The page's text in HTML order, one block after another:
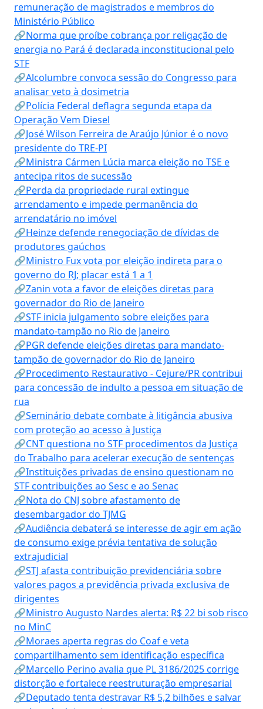
remuneração de magistrados e membros do
Ministério Público
🔗Norma que proíbe cobrança por religação de
energia no Pará é declarada inconstitucional pelo
STF
🔗Alcolumbre convoca sessão do Congresso para
analisar veto à dosimetria
🔗Polícia Federal deflagra segunda etapa da
Operação Vem Diesel
🔗José Wilson Ferreira de Araújo Júnior é o novo
presidente do TRE-PI
🔗Ministra Cármen Lúcia marca eleição no TSE e
antecipa ritos de sucessão
🔗Perda da propriedade rural extingue
arrendamento e impede permanência do
arrendatário no imóvel
🔗Heinze defende renegociação de dívidas de
produtores gaúchos
🔗Ministro Fux vota por eleição indireta para o
governo do RJ; placar está 1 a 1
🔗Zanin vota a favor de eleições diretas para
governador do Rio de Janeiro
🔗STF inicia julgamento sobre eleições para
mandato-tampão no Rio de Janeiro
🔗PGR defende eleições diretas para mandato-
tampão de governador do Rio de Janeiro
🔗Procedimento Restaurativo - Cejure/PR contribui
para concessão de indulto a pessoa em situação de
rua
🔗Seminário debate combate à litigância abusiva
com proteção ao acesso à Justiça
🔗CNT questiona no STF procedimentos da Justiça
do Trabalho para acelerar execução de sentenças
🔗Instituições privadas de ensino questionam no
STF contribuições ao Sesc e ao Senac
🔗Nota do CNJ sobre afastamento de
desembargador do TJMG
🔗Audiência debaterá se interesse de agir em ação
de consumo exige prévia tentativa de solução
extrajudicial
🔗STJ afasta contribuição previdenciária sobre
valores pagos a previdência privada exclusiva de
dirigentes
🔗Ministro Augusto Nardes alerta: R$ 22 bi sob risco
no MinC
🔗Moraes aperta regras do Coaf e veta
compartilhamento sem identificação específica
🔗Marcello Perino avalia que PL 3186/2025 corrige
distorção e fortalece reestruturação empresarial
🔗Deputado tenta destravar R$ 5,2 bilhões e salvar